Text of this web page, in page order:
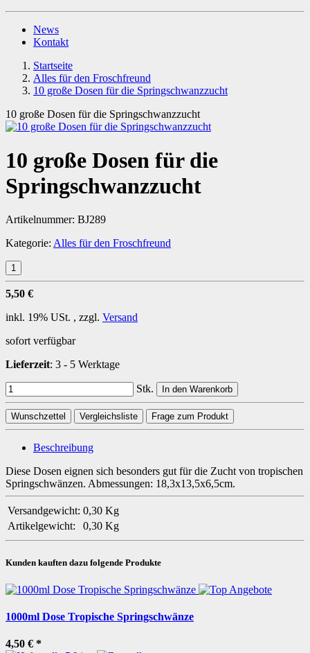
News
Kontakt
Startseite
Alles für den Froschfreund
10 große Dosen für die Springschwanzzucht
10 große Dosen für die Springschwanzzucht
10 große Dosen für die
Springschwanzzucht
Artikelnummer: BJ289
Kategorie: Alles für den Froschfreund
5,50 €
inkl. 19% USt. , zzgl. Versand
sofort verfügbar
Lieferzeit: 3 - 5 Werktage
Stk. In den Warenkorb
Wunschzettel Vergleichsliste Frage zum Produkt
Beschreibung
Diese Dosen eignen sich besonders gut für die Zucht von tropischen
Springschwänzen. Abmessungen: 18,3x13,5x6,5cm.
Versandgewicht: 0,30 Kg
Artikelgewicht:
0,30 Kg
Kunden kauften dazu folgende Produkte
1000ml Dose Tropische Springschwänze
4,50 € *